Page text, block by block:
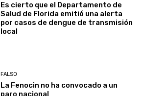
Es cierto que el Departamento de
Salud de Florida emitió una alerta
por casos de dengue de transmisión
local
FALSO
La Fenocin no ha convocado a un
paro nacional